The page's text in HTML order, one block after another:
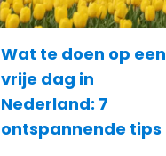
Wat te doen op een
vrije dag in
Nederland: 7
ontspannende tips